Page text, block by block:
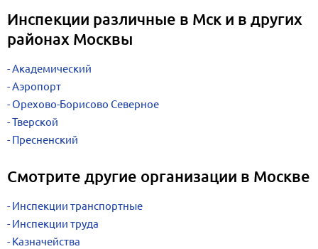
Инспекции различные в Мск и в других
районах Москвы
Академический
Аэропорт
Орехово-Борисово Северное
Тверской
Пресненский
Смотрите другие организации в Москве
Инспекции транспортные
Инспекции труда
Казначейства